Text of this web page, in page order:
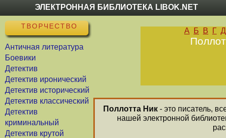
ЭЛЕКТРОННАЯ БИБЛИОТЕКА LIBOK.NET
ТВОРЧЕСТВО
Античная литература
Боевики
Детектив
Детектив иронический
Детектив исторический
Детектив классический
Детектив
криминальный
Детектив крутой
А Б В Г Д
Поллотта Ник - это писатель,
нашей электронной